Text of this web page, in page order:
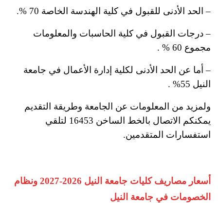
– الحد الأدنى للقبول في كلية الهندسة الخاصة 70 %؜.
– درجات القبول في كلية الحاسبات والمعلومات
مجموع 60 %؜ .
– أما عن الحد الأدنى لكلية إدارة الأعمال في جامعة
النيل 55%؜ .
ولمزيد من المعلومات عن الجامعة وطريقة التقديم
يمكنكم الاتصال بالخط الساخن 16453 ؜لتلقي
استفسارات المتقدمين.
أسعار مصاريف كليات جامعة النيل 2026-2027 ونظام
الخصومات في جامعة النيل